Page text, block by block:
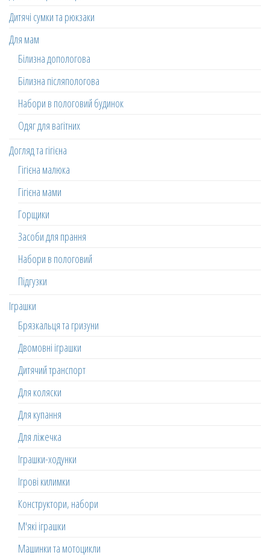
Дитячі сумки та рюкзаки
Для мам
Білизна допологова
Білизна післяпологова
Набори в пологовий будинок
Одяг для вагітних
Догляд та гігієна
Гігієна малюка
Гігієна мами
Горщики
Засоби для прання
Набори в пологовий
Підгузки
Іграшки
Брязкальця та гризуни
Двомовні іграшки
Дитячий транспорт
Для коляски
Для купання
Для ліжечка
Іграшки-ходунки
Ігрові килимки
Конструктори, набори
М'які іграшки
Машинки та мотоцикли